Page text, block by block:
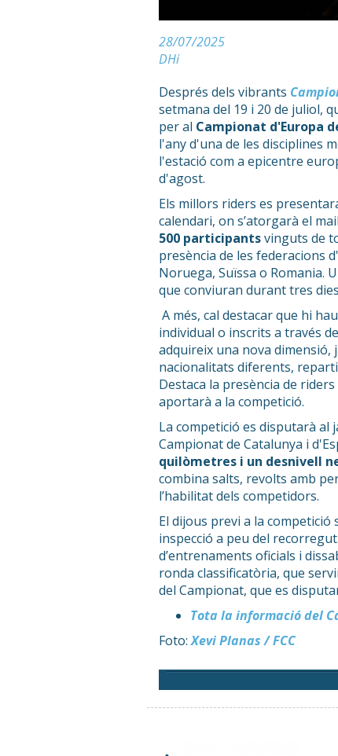
28/07/2025
DHi
Després dels vibrants
setmana del 19 i 20 de juliol,
per al Campionat d'Europa
l'any d'una de les disciplines
l'estació com a epicentre
d'agost.
Els millors riders es
calendari, on s’atorgarà el
500 participantsvinguts de
presència de les federacions
Noruega, Suïssa o Romania.
que conviuran durant tres
A més, cal destacar que hi
individual o inscrits a través
adquireix una nova dimensió,
nacionalitats diferents,
Destaca la presència de
aportarà a la competició.
La competició es disputarà al
Campionat de Catalunya i
quilòmetres i un desnivell
combina salts, revolts amb
l’habilitat dels competidors.
El dijous previ a la competició
inspecció a peu del
d’entrenaments oficials i
ronda classificatòria, que
del Campionat, que es
Tota la informació del
Foto:Xevi Planas / FCC